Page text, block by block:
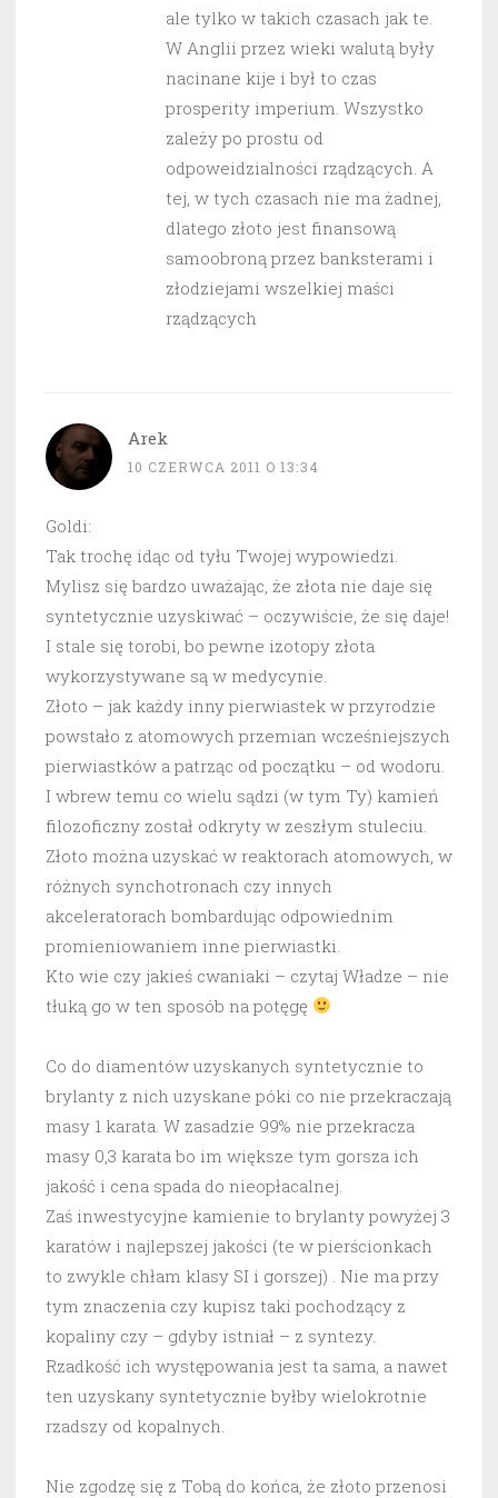
ale tylko w takich czasach jak te.
W Anglii przez wieki walutą były
nacinane kije i był to czas
prosperity imperium. Wszystko
zależy po prostu od
odpoweidzialności rządzących. A
tej, w tych czasach nie ma żadnej,
dlatego złoto jest finansową
samoobroną przez banksterami i
złodziejami wszelkiej maści
rządzących
Arek
10 CZERWCA 2011 O 13:34
Goldi:
Tak trochę idąc od tyłu Twojej wypowiedzi.
Mylisz się bardzo uważając, że złota nie daje się
syntetycznie uzyskiwać – oczywiście, że się daje!
I stale się torobi, bo pewne izotopy złota
wykorzystywane są w medycynie.
Złoto – jak każdy inny pierwiastek w przyrodzie
powstało z atomowych przemian wcześniejszych
pierwiastków a patrząc od początku – od wodoru.
I wbrew temu co wielu sądzi (w tym Ty) kamień
filozoficzny został odkryty w zeszłym stuleciu.
Złoto można uzyskać w reaktorach atomowych, w
różnych synchotronach czy innych
akceleratorach bombardując odpowiednim
promieniowaniem inne pierwiastki.
Kto wie czy jakieś cwaniaki – czytaj Władze – nie
tłuką go w ten sposób na potęgę
Co do diamentów uzyskanych syntetycznie to
brylanty z nich uzyskane póki co nie przekraczają
masy 1 karata. W zasadzie 99% nie przekracza
masy 0,3 karata bo im większe tym gorsza ich
jakość i cena spada do nieopłacalnej.
Zaś inwestycyjne kamienie to brylanty powyżej 3
karatów i najlepszej jakości (te w pierścionkach
to zwykle chłam klasy SI i gorszej) . Nie ma przy
tym znaczenia czy kupisz taki pochodzący z
kopaliny czy – gdyby istniał – z syntezy.
Rzadkość ich występowania jest ta sama, a nawet
ten uzyskany syntetycznie byłby wielokrotnie
rzadszy od kopalnych.
Nie zgodzę się z Tobą do końca, że złoto przenosi